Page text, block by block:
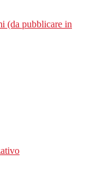
(da pubblicare in